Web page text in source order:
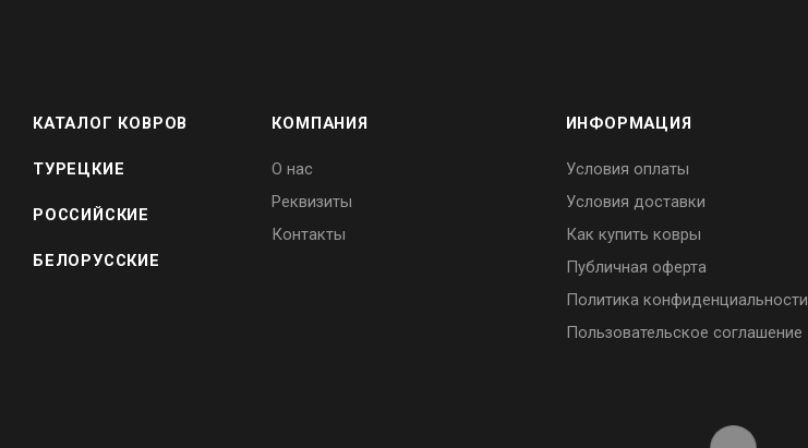
КАТАЛОГ КОВРОВ
ТУРЕЦКИЕ
РОССИЙСКИЕ
БЕЛОРУССКИЕ
КОМПАНИЯ
О нас
Реквизиты
Контакты
ИНФОРМАЦИЯ
Условия оплаты
Условия доставки
Как купить ковры
Публичная оферта
Политика конфиденциальности
Пользовательское соглашение